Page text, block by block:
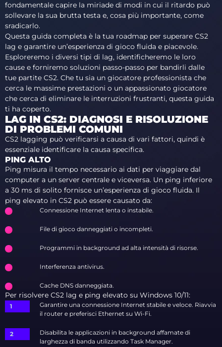
fondamentale capire la miriade di modi in cui il ritardo può
sollevare la sua brutta testa e, cosa più importante, come
sradicarlo.
Questa guida completa è la tua roadmap per superare CS2
lag e garantire un’esperienza di gioco fluida e piacevole.
Esploreremo i diversi tipi di lag, identificheremo le loro
cause e forniremo soluzioni passo-passo per bandirli dalle
tue partite CS2. Che tu sia un giocatore professionista che
cerca le massime prestazioni o un appassionato giocatore
che cerca di eliminare le interruzioni frustranti, questa guida
ti ha coperto.
LAG IN CS2: DIAGNOSI E RISOLUZIONE
DI PROBLEMI COMUNI
CS2 lagging può verificarsi a causa di vari fattori, quindi è
essenziale identificare la causa specifica.
PING ALTO
Ping misura il tempo necessario ai dati per viaggiare dal
computer a un server centrale e viceversa. Un ping inferiore
a 30 ms di solito fornisce un’esperienza di gioco fluida. Il
ping elevato in CS2 può essere causato da:
Connessione Internet lenta o instabile.
File di gioco danneggiati o incompleti.
Programmi in background ad alta intensità di risorse.
Interferenza antivirus.
Cache DNS danneggiata.
Per risolvere CS2 lag e ping elevato su Windows 10/11:
Garantire una connessione Internet stabile e veloce. Riavvia
il router e preferisci Ethernet su Wi-Fi.
Disabilita le applicazioni in background affamate di
larghezza di banda utilizzando Task Manager.